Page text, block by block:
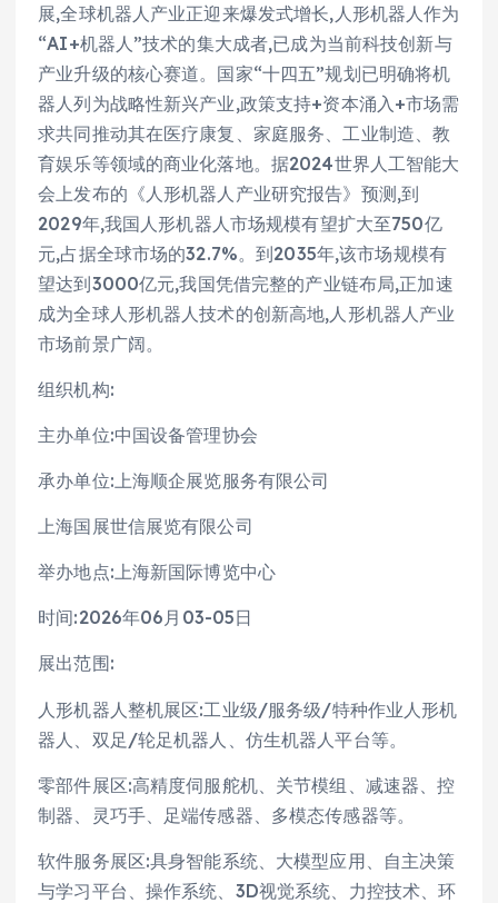
展,全球机器人产业正迎来爆发式增长,人形机器人作为
“AI+机器人”技术的集大成者,已成为当前科技创新与
产业升级的核心赛道。国家“十四五”规划已明确将机
器人列为战略性新兴产业,政策支持+资本涌入+市场需
求共同推动其在医疗康复、家庭服务、工业制造、教
育娱乐等领域的商业化落地。据2024世界人工智能大
会上发布的《人形机器人产业研究报告》预测,到
2029年,我国人形机器人市场规模有望扩大至750亿
元,占据全球市场的32.7%。到2035年,该市场规模有
望达到3000亿元,我国凭借完整的产业链布局,正加速
成为全球人形机器人技术的创新高地,人形机器人产业
市场前景广阔。
组织机构:
主办单位:中国设备管理协会
承办单位:上海顺企展览服务有限公司
上海国展世信展览有限公司
举办地点:上海新国际博览中心
时间:2026年06月03-05日
展出范围:
人形机器人整机展区:工业级/服务级/特种作业人形机
器人、双足/轮足机器人、仿生机器人平台等。
零部件展区:高精度伺服舵机、关节模组、减速器、控
制器、灵巧手、足端传感器、多模态传感器等。
软件服务展区:具身智能系统、大模型应用、自主决策
与学习平台、操作系统、3D视觉系统、力控技术、环